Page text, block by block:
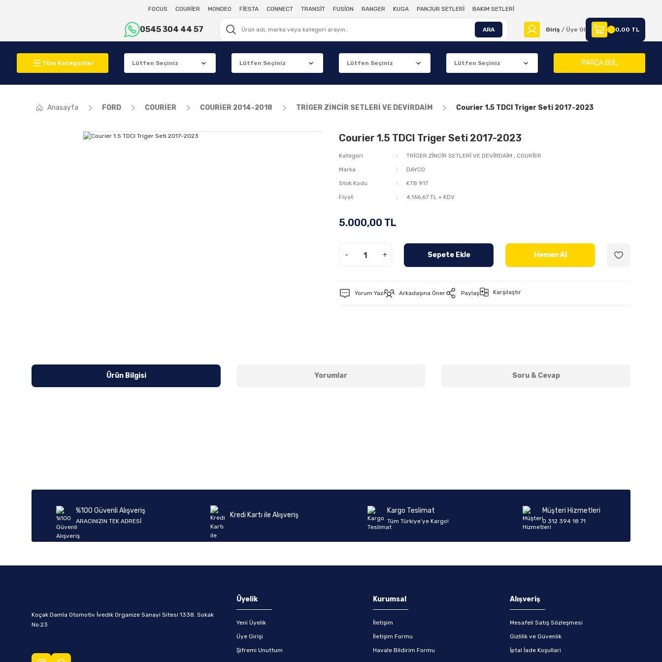
FOCUS COURİER MONDEO FİESTA CONNECT TRANSİT FUSİON RANGER KUGA PANJUR SETLERİ BAKIM SETLERİ
0545 304 44 57 ARA Giriş / Üye Ol 0,00 TL
Tüm Kategoriler PARÇA BUL
Anasayfa FORD COURİER COURİER 2014-2018 TRİGER ZİNCİR SETLERİ VE DEVİRDAİM Courier 1.5 TDCI Triger Seti 2017-2023
Courier 1.5 TDCI Triger Seti 2017-2023
Kategori TRİGER ZİNCİR SETLERİ VE DEVİRDAİM , COURİER
Marka
DAYCO
Stok Kodu
KTB 917
Fiyat
4.166,67 TL + KDV
5.000,00 TL
- + Sepete Ekle Hemen Al
Yorum Yaz Arkadaşına Öner Paylaş Karşılaştır
Ürün Bilgisi Yorumlar Soru & Cevap
%100 Güvenli Alışveriş
ARACINIZIN TEK ADRESİ
Kredi Kartı ile Alışveriş
Kargo Teslimat
Tüm Türkiye’ye Kargo!
Müşteri Hizmetleri
0 312 394 18 71
Koçak Damla Otomotiv İvedik Organize Sanayi Sitesi 1338. Sokak
No:23
Üyelik
Yeni Üyelik
Üye Girişi
Şifremi Unuttum
Kurumsal
İletişim
İletişim Formu
Havale Bildirim Formu
Alışveriş
Mesafeli Satış Sözleşmesi
Gizlilik ve Güvenlik
İptal İade Koşullari